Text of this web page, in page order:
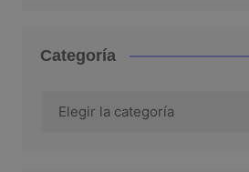
Categoría